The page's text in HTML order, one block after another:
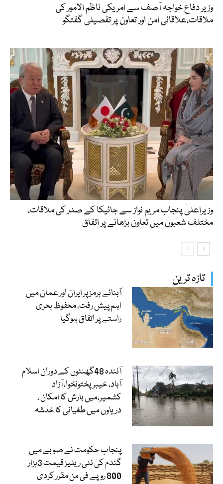
تازہ ترین
آبنائے ہرمز پر ایران اور عمان میں
اہم پیش رفت، محفوظ بحری
راستے پر اتفاق ہوگیا
آئندہ 48گھنٹوں کے دوران اسلام
آباد، خیبرپختونخوا، آزاد
کشمیر،میں بارش کا امکان ،
دریاوں میں طغیانی کا خدشہ
پنجاب حکومت نے صوبے میں
گندم کی نئی ریلیز قیمت 3ہزار
800 روپے فی من مقرر کردی
وزیر دفاع خواجہ آصف سے امریکی ناظم الامور کی
ملاقات،علاقائی امن اور تعاون پر تفصیلی گفتگو
وزیراعلیٰ پنجاب مریم نواز سے جائیکا کے صدر کی ملاقات،
مختلف شعبوں میں تعاون بڑھانے پر اتفاق